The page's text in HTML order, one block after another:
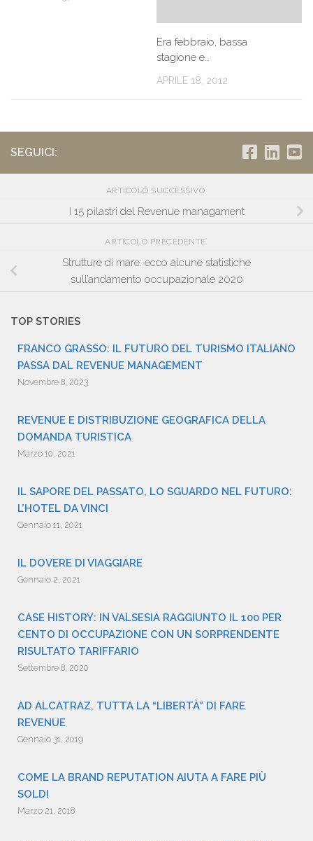
Era febbraio, bassa
stagione e…
APRILE 18, 2012
SEGUICI:
ARTICOLO SUCCESSIVO
I 15 pilastri del Revenue managament
ARTICOLO PRECEDENTE
Strutture di mare: ecco alcune statistiche
sull’andamento occupazionale 2020
TOP STORIES
FRANCO GRASSO: IL FUTURO DEL TURISMO ITALIANO
PASSA DAL REVENUE MANAGEMENT
Novembre 8, 2023
REVENUE E DISTRIBUZIONE GEOGRAFICA DELLA
DOMANDA TURISTICA
Marzo 10, 2021
IL SAPORE DEL PASSATO, LO SGUARDO NEL FUTURO:
L’HOTEL DA VINCI
Gennaio 11, 2021
IL DOVERE DI VIAGGIARE
Gennaio 2, 2021
CASE HISTORY: IN VALSESIA RAGGIUNTO IL 100 PER
CENTO DI OCCUPAZIONE CON UN SORPRENDENTE
RISULTATO TARIFFARIO
Settembre 8, 2020
AD ALCATRAZ, TUTTA LA “LIBERTÀ” DI FARE
REVENUE
Gennaio 31, 2019
COME LA BRAND REPUTATION AIUTA A FARE PIÙ
SOLDI
Marzo 21, 2018